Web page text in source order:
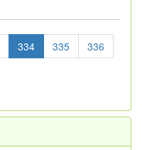
334 335
336